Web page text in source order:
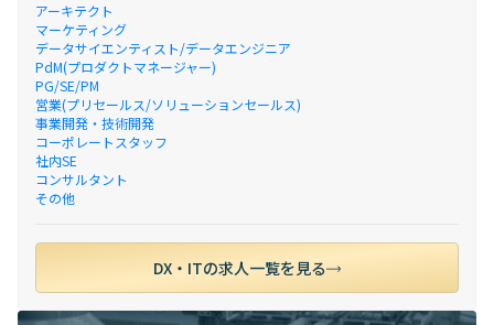
アーキテクト
マーケティング
データサイエンティスト/データエンジニア
PdM(プロダクトマネージャー)
PG/SE/PM
営業(プリセールス/ソリューションセールス)
事業開発・技術開発
コーポレートスタッフ
社内SE
コンサルタント
その他
DX・ITの求人一覧を見る